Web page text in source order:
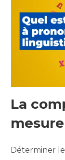
La
Déterminer le